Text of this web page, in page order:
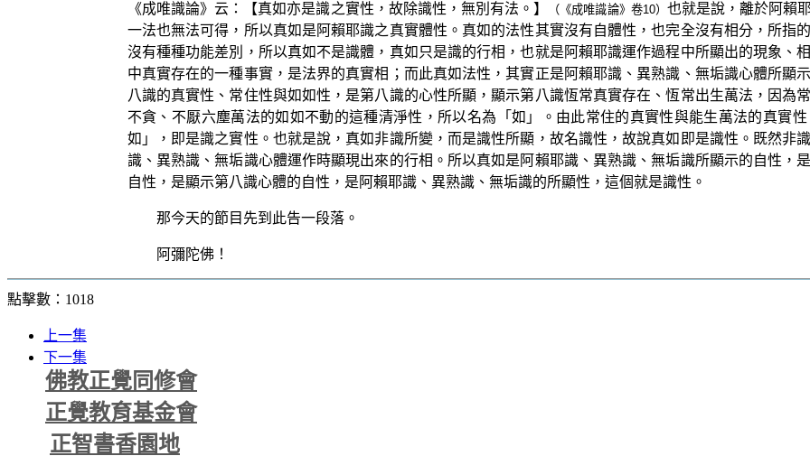
《成唯識論》云：【真如亦是識之實性，故除識性，無別有法。】
（《成唯識論》卷10） 也就是說，離於阿賴
一法也無法可得，所以真如是阿賴耶識之真實體性。真如的法性其實沒有自體性，也完全沒有相分，所指
沒有種種功能差別，所以真如不是識體，真如只是識的行相，也就是阿賴耶識運作過程中所顯出的現象、
中真實存在的一種事實，是法界的真實相；而此真如法性，其實正是阿賴耶識、異熟識、無垢識心體所顯
八識的真實性、常住性與如如性，是第八識的心性所顯，顯示第八識恆常真實存在、恆常出生萬法，因為
不貪、不厭六塵萬法的如如不動的這種清淨性，所以名為「如」。由此常住的真實性與能生萬法的真實
如」，即是識之實性。也就是說，真如非識所變，而是識性所顯，故名識性，故說真如即是識性。既然非
識、異熟識、無垢識心體運作時顯現出來的行相。所以真如是阿賴耶識、異熟識、無垢識所顯示的自性，
自性，是顯示第八識心體的自性，是阿賴耶識、異熟識、無垢識的所顯性，這個就是識性。
那今天的節目先到此告一段落。
阿彌陀佛！
點擊數：1018
上一集
下一集
佛教正覺同修會
正覺教育基金會
正智書香園地